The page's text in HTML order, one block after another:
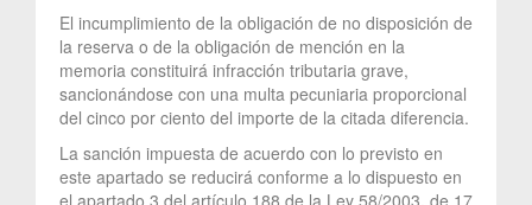
El incumplimiento de la obligación de no disposición de
la reserva o de la obligación de mención en la
memoria constituirá infracción tributaria grave,
sancionándose con una multa pecuniaria proporcional
del cinco por ciento del importe de la citada diferencia.
La sanción impuesta de acuerdo con lo previsto en
este apartado se reducirá conforme a lo dispuesto en
el apartado 3 del artículo 188 de la Ley 58/2003, de 17